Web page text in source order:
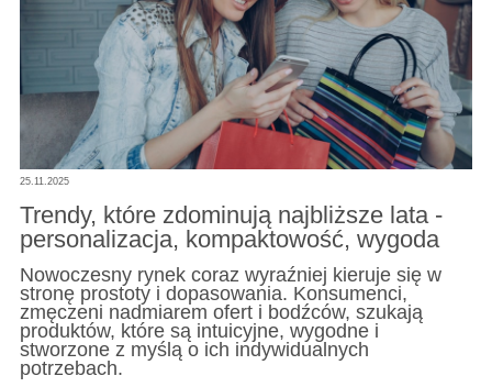
25.11.2025
Trendy, które zdominują najbliższe lata -
personalizacja, kompaktowość, wygoda
Nowoczesny rynek coraz wyraźniej kieruje się w
stronę prostoty i dopasowania. Konsumenci,
zmęczeni nadmiarem ofert i bodźców, szukają
produktów, które są intuicyjne, wygodne i
stworzone z myślą o ich indywidualnych
potrzebach.